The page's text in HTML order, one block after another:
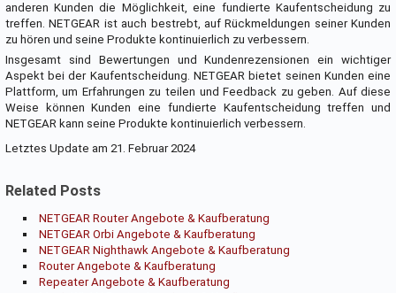
anderen Kunden die Möglichkeit, eine fundierte Kaufentscheidung zu
treffen. NETGEAR ist auch bestrebt, auf Rückmeldungen seiner Kunden
zu hören und seine Produkte kontinuierlich zu verbessern.
Insgesamt sind Bewertungen und Kundenrezensionen ein wichtiger
Aspekt bei der Kaufentscheidung. NETGEAR bietet seinen Kunden eine
Plattform, um Erfahrungen zu teilen und Feedback zu geben. Auf diese
Weise können Kunden eine fundierte Kaufentscheidung treffen und
NETGEAR kann seine Produkte kontinuierlich verbessern.
Letztes Update am 21. Februar 2024
Related Posts
NETGEAR Router Angebote & Kaufberatung
NETGEAR Orbi Angebote & Kaufberatung
NETGEAR Nighthawk Angebote & Kaufberatung
Router Angebote & Kaufberatung
Repeater Angebote & Kaufberatung